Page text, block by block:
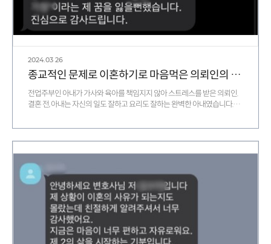
2024.03 26
종교적인 문제로 이혼하기로 마음먹은 의뢰인의 사연
전업주부인 아내가 가사와 육아를 책임지지 않아 스트레스를 받은 의뢰인.
결혼 전, 아내는 자신의 일도 잘하고 요리도 잘하는 완벽한 아내였습니다.…